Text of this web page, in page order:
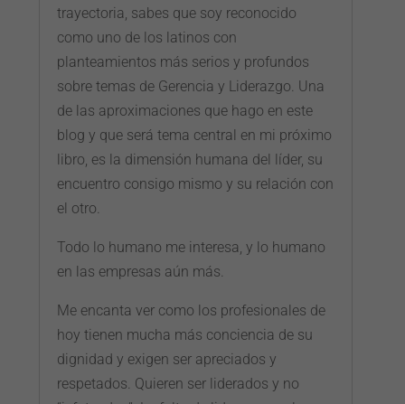
trayectoria, sabes que soy reconocido
como uno de los latinos con
planteamientos más serios y profundos
sobre temas de Gerencia y Liderazgo. Una
de las aproximaciones que hago en este
blog y que será tema central en mi próximo
libro, es la dimensión humana del líder, su
encuentro consigo mismo y su relación con
el otro.
Todo lo humano me interesa, y lo humano
en las empresas aún más.
Me encanta ver como los profesionales de
hoy tienen mucha más conciencia de su
dignidad y exigen ser apreciados y
respetados. Quieren ser liderados y no